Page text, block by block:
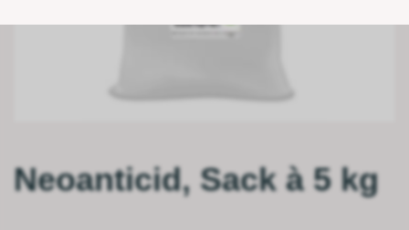
Neoanticid, Sack à 5 kg